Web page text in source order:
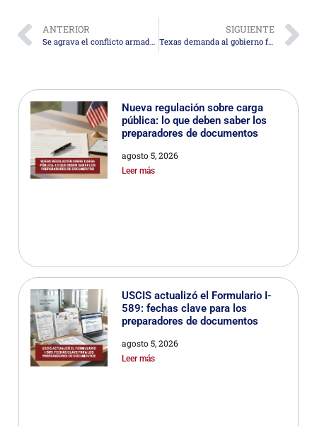
ANTERIOR
Se agrava el conflicto armado en Sudán
SIGUIENTE
Texas demanda al gobierno federal de Estados Unidos por el uso de la aplicación CBP One
Nueva regulación sobre carga
pública: lo que deben saber los
preparadores de documentos
agosto 5, 2026
Leer más
USCIS actualizó el Formulario I-
589: fechas clave para los
preparadores de documentos
agosto 5, 2026
Leer más